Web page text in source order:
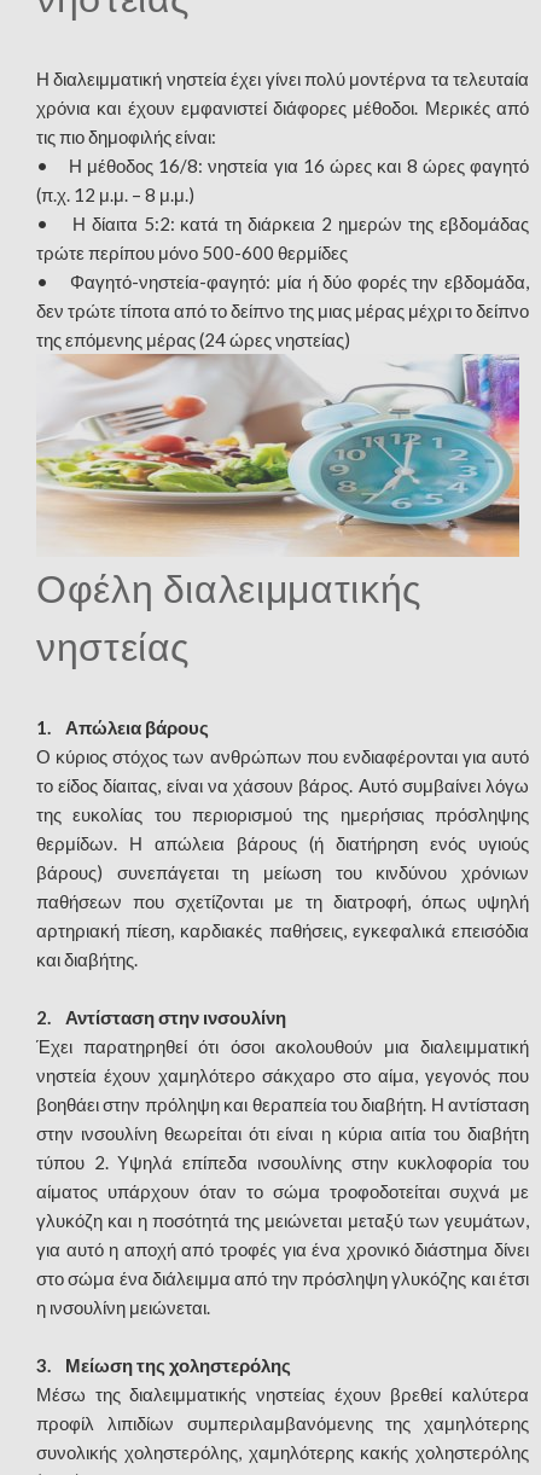
Η διαλειμματική νηστεία έχει γίνει πολύ μοντέρνα τα τελευταία
χρόνια και έχουν εμφανιστεί διάφορες μέθοδοι. Μερικές από
τις πιο δημοφιλής είναι:
• Η μέθοδος 16/8: νηστεία για 16 ώρες και 8 ώρες φαγητό
(π.χ. 12 μ.μ. – 8 μ.μ.)
• Η δίαιτα 5:2: κατά τη διάρκεια 2 ημερών της εβδομάδας
τρώτε περίπου μόνο 500-600 θερμίδες
• Φαγητό-νηστεία-φαγητό: μία ή δύο φορές την εβδομάδα,
δεν τρώτε τίποτα από το δείπνο της μιας μέρας μέχρι το δείπνο
της επόμενης μέρας (24 ώρες νηστείας)
Οφέλη διαλειμματικής
νηστείας
1. Απώλεια βάρους
Ο κύριος στόχος των ανθρώπων που ενδιαφέρονται για αυτό
το είδος δίαιτας, είναι να χάσουν βάρος. Αυτό συμβαίνει λόγω
της ευκολίας του περιορισμού της ημερήσιας πρόσληψης
θερμίδων. Η απώλεια βάρους (ή διατήρηση ενός υγιούς
βάρους) συνεπάγεται τη μείωση του κινδύνου χρόνιων
παθήσεων που σχετίζονται με τη διατροφή, όπως υψηλή
αρτηριακή πίεση, καρδιακές παθήσεις, εγκεφαλικά επεισόδια
και διαβήτης.
2. Αντίσταση στην ινσουλίνη
Έχει παρατηρηθεί ότι όσοι ακολουθούν μια διαλειμματική
νηστεία έχουν χαμηλότερο σάκχαρο στο αίμα, γεγονός που
βοηθάει στην πρόληψη και θεραπεία του διαβήτη. Η αντίσταση
στην ινσουλίνη θεωρείται ότι είναι η κύρια αιτία του διαβήτη
τύπου 2. Υψηλά επίπεδα ινσουλίνης στην κυκλοφορία του
αίματος υπάρχουν όταν το σώμα τροφοδοτείται συχνά με
γλυκόζη και η ποσότητά της μειώνεται μεταξύ των γευμάτων,
για αυτό η αποχή από τροφές για ένα χρονικό διάστημα δίνει
στο σώμα ένα διάλειμμα από την πρόσληψη γλυκόζης και έτσι
η ινσουλίνη μειώνεται.
3. Μείωση της χοληστερόλης
Μέσω της διαλειμματικής νηστείας έχουν βρεθεί καλύτερα
προφίλ λιπιδίων συμπεριλαμβανόμενης της χαμηλότερης
συνολικής χοληστερόλης, χαμηλότερης κακής χοληστερόλης